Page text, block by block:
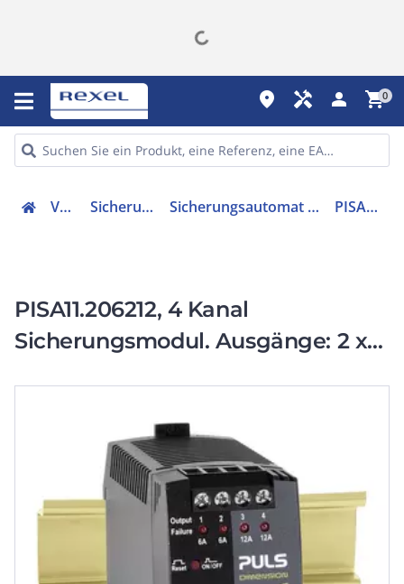
place handyman person shopping_cart0
Verteiler Sicherungsmaterial Sicherungsautomat in Schraubausführung PISA11.206212
PISA11.206212, 4 Kanal
Sicherungsmodul. Ausgänge: 2 x